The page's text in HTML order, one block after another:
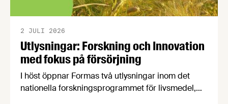
Utlysningar: Forskning och Innovation
med fokus på försörjning
2 JULI 2026
I höst öppnar Formas två utlysningar inom det
nationella forskningsprogrammet för livsmedel,